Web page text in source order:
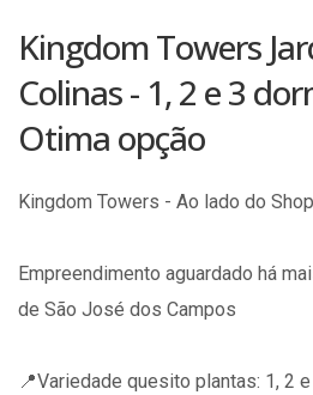
Kingdom Towers
Colinas - 1, 2 e 3
Otima opção
Kingdom Towers - Ao lado do
Empreendimento aguardado há
de São José dos Campos
📍Variedade quesito plantas: 1, 2